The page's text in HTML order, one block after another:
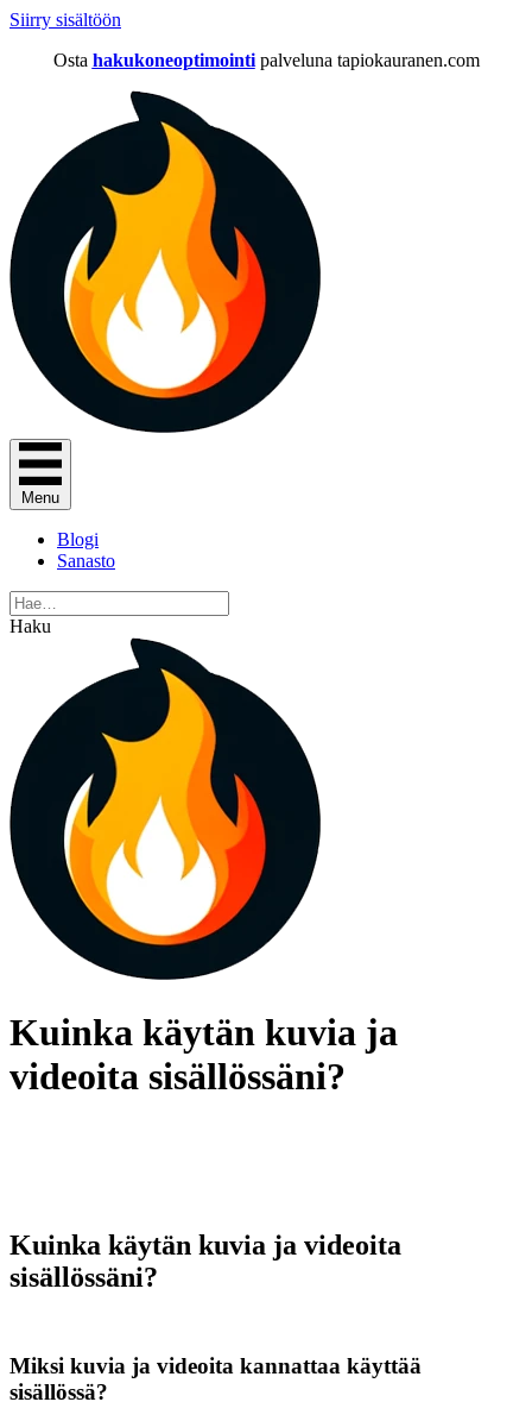
Siirry sisältöön
Osta hakukoneoptimointi palveluna tapiokauranen.com
Menu
Blogi
Sanasto
Haku
Kuinka käytän kuvia ja
videoita sisällössäni?
Kuinka käytän kuvia ja videoita
sisällössäni?
Miksi kuvia ja videoita kannattaa käyttää
sisällössä?